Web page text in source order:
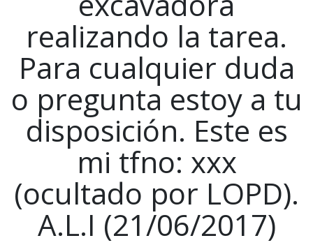
realizando la tarea.
Para cualquier duda
o pregunta estoy a tu
disposición. Este es
mi tfno: xxx
(ocultado por LOPD).
A.L.I (21/06/2017)